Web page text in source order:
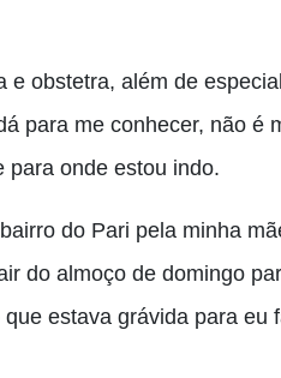
e obstetra, além de
para me conhecer, não é
para onde estou indo.
do Pari pela minha
do almoço de domingo
estava grávida para eu